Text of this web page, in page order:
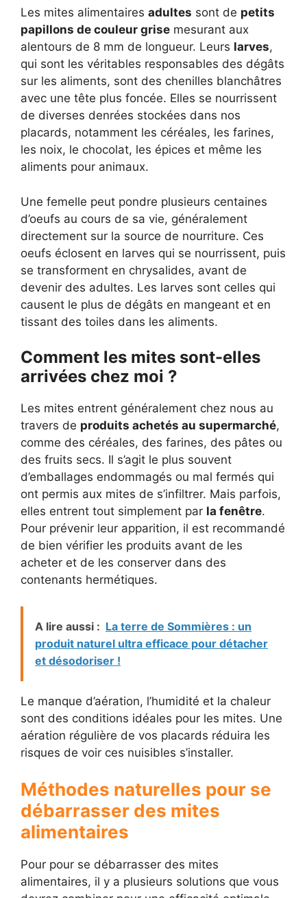
Les mites alimentaires adultes sont de petits
papillons de couleur grise mesurant aux
alentours de 8 mm de longueur. Leurs larves,
qui sont les véritables responsables des dégâts
sur les aliments, sont des chenilles blanchâtres
avec une tête plus foncée. Elles se nourrissent
de diverses denrées stockées dans nos
placards, notamment les céréales, les farines,
les noix, le chocolat, les épices et même les
aliments pour animaux.
Une femelle peut pondre plusieurs centaines
d’oeufs au cours de sa vie, généralement
directement sur la source de nourriture. Ces
oeufs éclosent en larves qui se nourrissent, puis
se transforment en chrysalides, avant de
devenir des adultes. Les larves sont celles qui
causent le plus de dégâts en mangeant et en
tissant des toiles dans les aliments.
Comment les mites sont-elles
arrivées chez moi ?
Les mites entrent généralement chez nous au
travers de produits achetés au supermarché,
comme des céréales, des farines, des pâtes ou
des fruits secs. Il s’agit le plus souvent
d’emballages endommagés ou mal fermés qui
ont permis aux mites de s’infiltrer. Mais parfois,
elles entrent tout simplement par la fenêtre.
Pour prévenir leur apparition, il est recommandé
de bien vérifier les produits avant de les
acheter et de les conserver dans des
contenants hermétiques.
A lire aussi : La terre de Sommières : un
produit naturel ultra efficace pour détacher
et désodoriser !
Le manque d’aération, l’humidité et la chaleur
sont des conditions idéales pour les mites. Une
aération régulière de vos placards réduira les
risques de voir ces nuisibles s’installer.
Méthodes naturelles pour se
débarrasser des mites
alimentaires
Pour pour se débarrasser des mites
alimentaires, il y a plusieurs solutions que vous